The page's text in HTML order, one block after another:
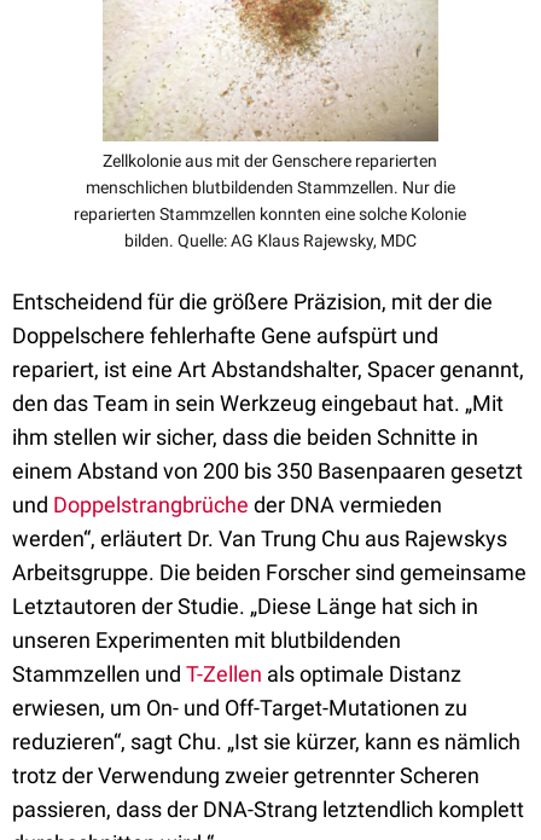
Zellkolonie aus mit der Genschere reparierten
menschlichen blutbildenden Stammzellen. Nur die
reparierten Stammzellen konnten eine solche Kolonie
bilden. Quelle: AG Klaus Rajewsky, MDC
Entscheidend für die größere Präzision, mit der die
Doppelschere fehlerhafte Gene aufspürt und
repariert, ist eine Art Abstandshalter, Spacer genannt,
den das Team in sein Werkzeug eingebaut hat. „Mit
ihm stellen wir sicher, dass die beiden Schnitte in
einem Abstand von 200 bis 350 Basenpaaren gesetzt
und Doppelstrangbrüche der DNA vermieden
werden“, erläutert Dr. Van Trung Chu aus Rajewskys
Arbeitsgruppe. Die beiden Forscher sind gemeinsame
Letztautoren der Studie. „Diese Länge hat sich in
unseren Experimenten mit blutbildenden
Stammzellen und T-Zellen als optimale Distanz
erwiesen, um On- und Off-Target-Mutationen zu
reduzieren“, sagt Chu. „Ist sie kürzer, kann es nämlich
trotz der Verwendung zweier getrennter Scheren
passieren, dass der DNA-Strang letztendlich komplett